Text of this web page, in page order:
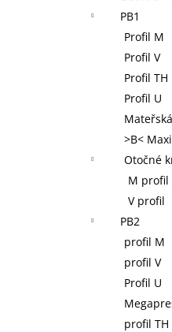
PB1
Profil M
Profil V
Profil TH
Profil U
>B<
Otočné
M profil
V profil
PB2
profil M
profil V
Profil U
profil TH
NOVOPRESS
110 MM, 32
AH,
38 400 Kč